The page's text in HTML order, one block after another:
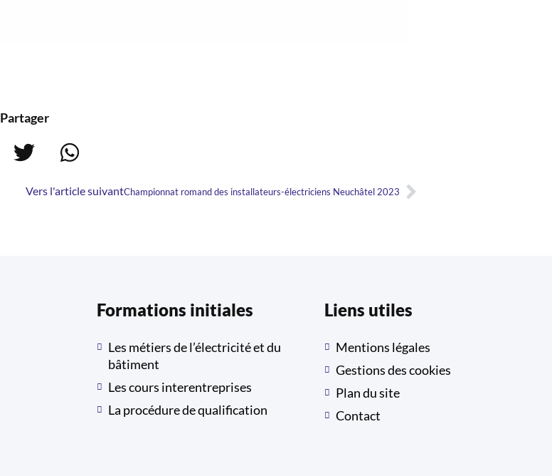
Partager
Vers l'article suivantChampionnat romand des installateurs-électriciens Neuchâtel 2023
Formations initiales
Les métiers de l’électricité et du
bâtiment
Les cours interentreprises
La procédure de qualification
Liens utiles
Mentions légales
Gestions des cookies
Plan du site
Contact